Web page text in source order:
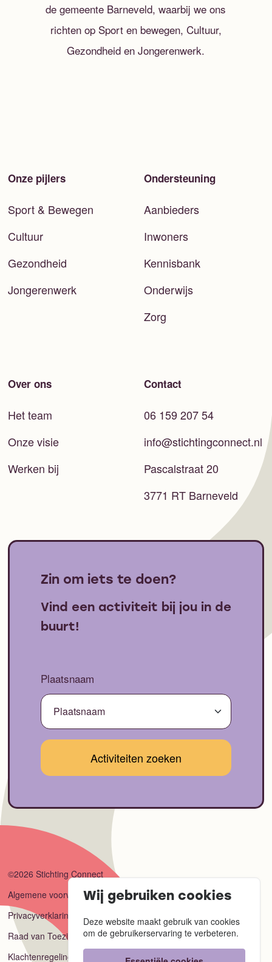
de gemeente Barneveld, waarbij we ons
richten op Sport en bewegen, Cultuur,
Gezondheid en Jongerenwerk.
Onze pijlers
Sport & Bewegen
Cultuur
Gezondheid
Jongerenwerk
Ondersteuning
Aanbieders
Inwoners
Kennisbank
Onderwijs
Zorg
Over ons
Het team
Onze visie
Werken bij
Contact
06 159 207 54
info@stichtingconnect.nl
Pascalstraat 20
3771 RT Barneveld
Zin om iets te doen?
Vind een activiteit bij jou in de
buurt!
Plaatsnaam
©2026 Stichting Connect
Algemene voorwaarden
Privacyverklaring
Raad van Toezicht
Klachtenregeling
Wij gebruiken cookies
Deze website maakt gebruik van cookies
om de gebruikerservaring te verbeteren.